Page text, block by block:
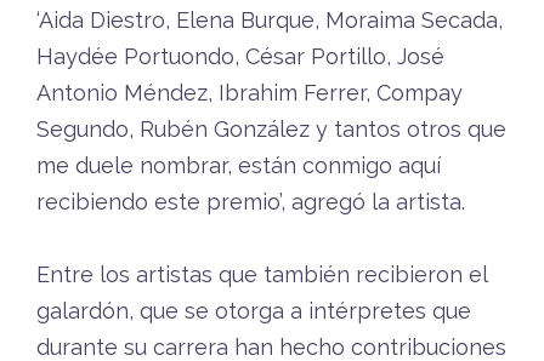
‘Aida Diestro, Elena Burque, Moraima Secada,
Haydée Portuondo, César Portillo, José
Antonio Méndez, Ibrahim Ferrer, Compay
Segundo, Rubén González y tantos otros que
me duele nombrar, están conmigo aquí
recibiendo este premio’, agregó la artista.
Entre los artistas que también recibieron el
galardón, que se otorga a intérpretes que
durante su carrera han hecho contribuciones